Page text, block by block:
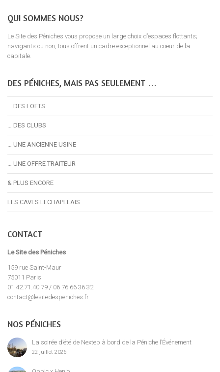
QUI SOMMES NOUS?
Le Site des Péniches vous propose un large choix d’espaces flottants;
navigants ou non, tous offrent un cadre exceptionnel au coeur de la
capitale.
DES PÉNICHES, MAIS PAS SEULEMENT …
… DES LOFTS
… DES CLUBS
… UNE ANCIENNE USINE
… UNE OFFRE TRAITEUR
& PLUS ENCORE
LES CAVES LECHAPELAIS
CONTACT
Le Site des Péniches
159 rue Saint-Maur
75011 Paris
01.42.71.40.79 / 06 76 66 36 32
contact@lesitedespeniches.fr
NOS PÉNICHES
La soirée d’été de Nextep à bord de la Péniche l’Événement
22 juillet 2026